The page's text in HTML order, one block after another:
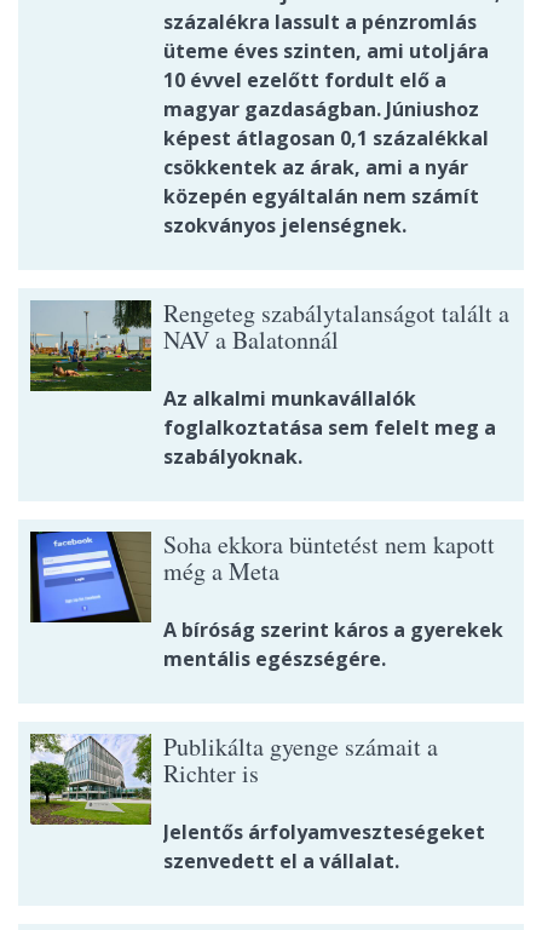
százalékra lassult a pénzromlás
üteme éves szinten, ami utoljára
10 évvel ezelőtt fordult elő a
magyar gazdaságban. Júniushoz
képest átlagosan 0,1 százalékkal
csökkentek az árak, ami a nyár
közepén egyáltalán nem számít
szokványos jelenségnek.
Rengeteg szabálytalanságot talált a
NAV a Balatonnál
Az alkalmi munkavállalók
foglalkoztatása sem felelt meg a
szabályoknak.
Soha ekkora büntetést nem kapott
még a Meta
A bíróság szerint káros a gyerekek
mentális egészségére.
Publikálta gyenge számait a
Richter is
Jelentős árfolyamveszteségeket
szenvedett el a vállalat.